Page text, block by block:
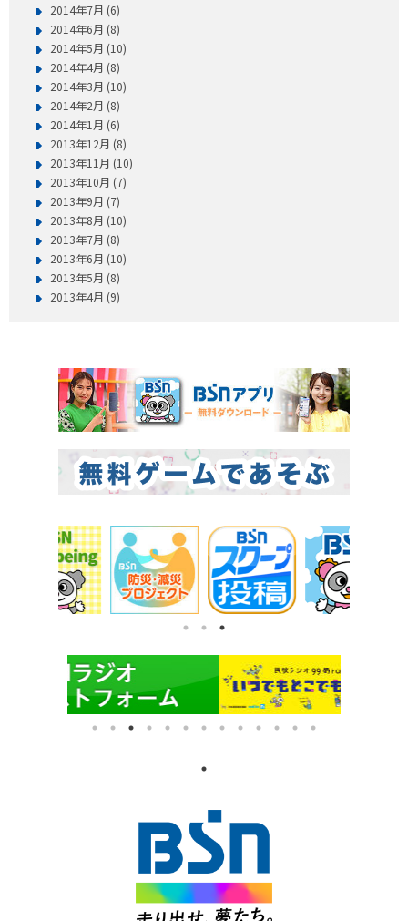
2014年7月 (6)
2014年6月 (8)
2014年5月 (10)
2014年4月 (8)
2014年3月 (10)
2014年2月 (8)
2014年1月 (6)
2013年12月 (8)
2013年11月 (10)
2013年10月 (7)
2013年9月 (7)
2013年8月 (10)
2013年7月 (8)
2013年6月 (10)
2013年5月 (8)
2013年4月 (9)